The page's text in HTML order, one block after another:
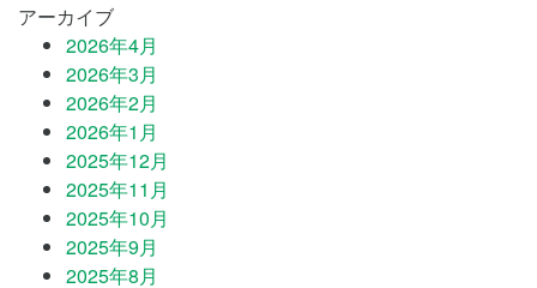
アーカイブ
2026年4月
2026年3月
2026年2月
2026年1月
2025年12月
2025年11月
2025年10月
2025年9月
2025年8月